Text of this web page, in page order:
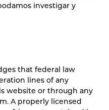
investigar y
that federal law
lines of any
website or through any
A properly licensed